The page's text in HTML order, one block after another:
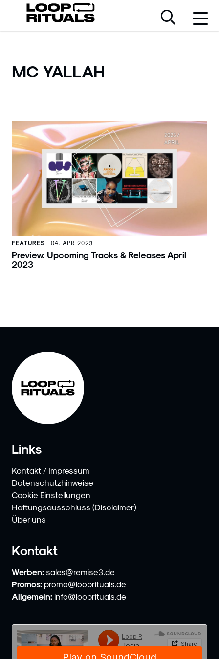
MC YALLAH
FEATURES 04. APR 2023
Preview: Upcoming Tracks & Releases April
2023
Links
Kontakt / Impressum
Datenschutzhinweise
Cookie Einstellungen
Haftungsausschluss (Disclaimer)
Über uns
Kontakt
Werben: sales@remise3.de
Promos: promo@looprituals.de
Allgemein: info@looprituals.de